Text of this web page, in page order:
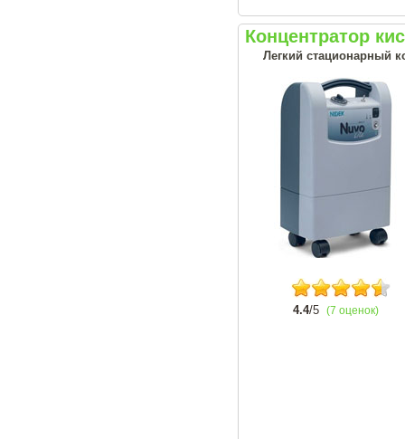
Концентратор
Легкий стационарный
4.4/5 (7 оценок)